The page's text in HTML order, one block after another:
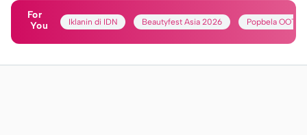
For
You
Iklanin di IDN Beautyfest Asia 2026 Popbela OOTD